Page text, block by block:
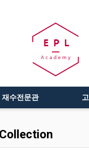
재수전문관